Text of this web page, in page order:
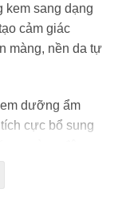
kem sang dạng
cảm giác
màng, nền da tự
dưỡng ẩm
cực bổ sung
chân lông,
vết thâm.